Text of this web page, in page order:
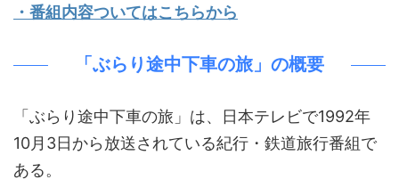
・番組内容ついてはこちらから
「ぶらり途中下車の旅」の概要
「ぶらり途中下車の旅」は、日本テレビで1992年
10月3日から放送されている紀行・鉄道旅行番組で
ある。